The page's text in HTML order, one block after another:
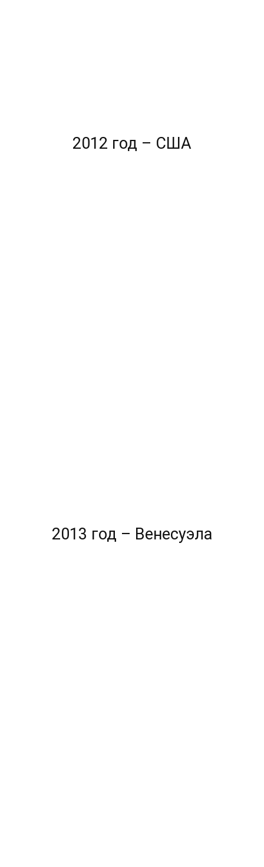
2012 год – США
2013 год – Венесуэла